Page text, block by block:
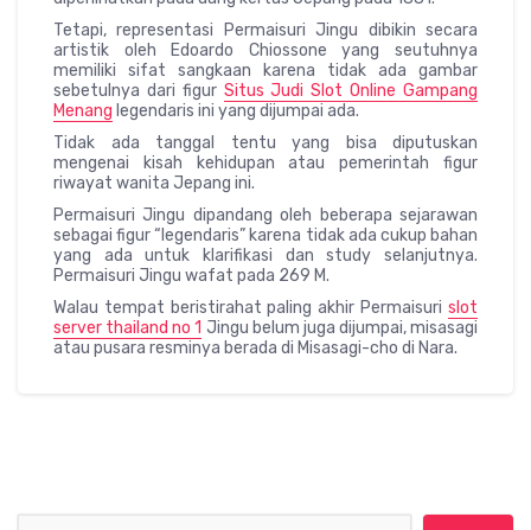
Tetapi, representasi Permaisuri Jingu dibikin secara
artistik oleh Edoardo Chiossone yang seutuhnya
memiliki sifat sangkaan karena tidak ada gambar
sebetulnya dari figur Situs Judi Slot Online Gampang
Menang legendaris ini yang dijumpai ada.
Tidak ada tanggal tentu yang bisa diputuskan
mengenai kisah kehidupan atau pemerintah figur
riwayat wanita Jepang ini.
Permaisuri Jingu dipandang oleh beberapa sejarawan
sebagai figur “legendaris” karena tidak ada cukup bahan
yang ada untuk klarifikasi dan study selanjutnya.
Permaisuri Jingu wafat pada 269 M.
Walau tempat beristirahat paling akhir Permaisuri slot
server thailand no 1 Jingu belum juga dijumpai, misasagi
atau pusara resminya berada di Misasagi-cho di Nara.